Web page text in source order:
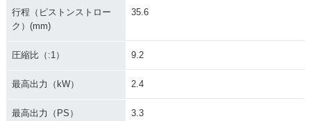
行程（ピストンストロー
ク）(mm)
35.6
圧縮比（:1） 9.2
最高出力（kW） 2.4
最高出力（PS） 3.3